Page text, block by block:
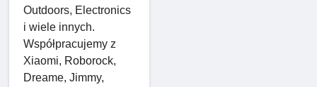
Outdoors, Electronics
i wiele innych.
Współpracujemy z
Xiaomi, Roborock,
Dreame, Jimmy,